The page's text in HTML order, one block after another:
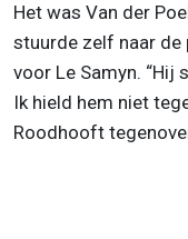
Het was Van der
stuurde zelf naar
voor Le Samyn. “Hij
Ik hield hem niet
Roodhooft